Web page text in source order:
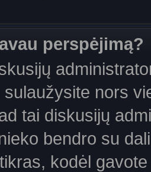
perspėjimą?
nors
tai diskusijų
bendro su
kodėl